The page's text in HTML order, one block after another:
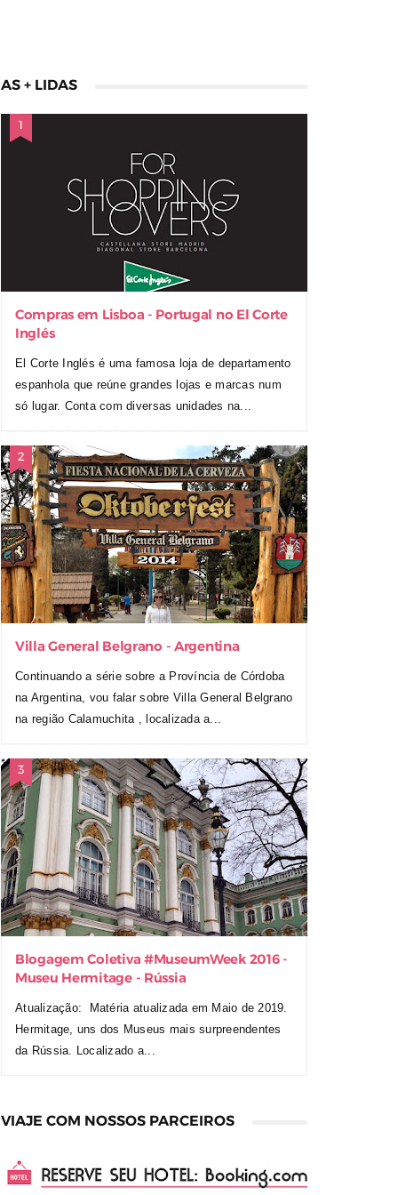
AS + LIDAS
Compras em Lisboa - Portugal no El Corte
Inglés
El Corte Inglés é uma famosa loja de departamento
espanhola que reúne grandes lojas e marcas num
só lugar. Conta com diversas unidades na...
Villa General Belgrano - Argentina
Continuando a série sobre a Província de Córdoba
na Argentina, vou falar sobre Villa General Belgrano
na região Calamuchita , localizada a...
Blogagem Coletiva ‪#‎MuseumWeek‬ 2016 -
Museu Hermitage - Rússia
Atualização: Matéria atualizada em Maio de 2019.
Hermitage, uns dos Museus mais surpreendentes
da Rússia. Localizado a...
VIAJE COM NOSSOS PARCEIROS